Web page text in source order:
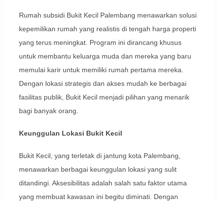
Rumah subsidi Bukit Kecil Palembang menawarkan solusi
kepemilikan rumah yang realistis di tengah harga properti
yang terus meningkat. Program ini dirancang khusus
untuk membantu keluarga muda dan mereka yang baru
memulai karir untuk memiliki rumah pertama mereka.
Dengan lokasi strategis dan akses mudah ke berbagai
fasilitas publik, Bukit Kecil menjadi pilihan yang menarik
bagi banyak orang.
Keunggulan Lokasi Bukit Kecil
Bukit Kecil, yang terletak di jantung kota Palembang,
menawarkan berbagai keunggulan lokasi yang sulit
ditandingi. Aksesibilitas adalah salah satu faktor utama
yang membuat kawasan ini begitu diminati. Dengan